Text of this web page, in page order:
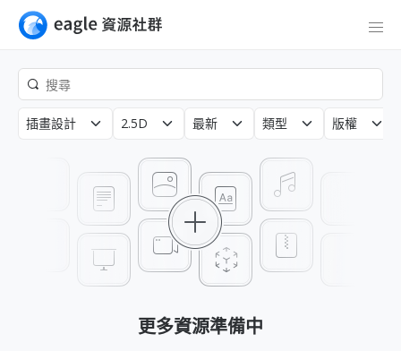
插畫設計 2.5D 最新 類型 版權
更多資源準備中